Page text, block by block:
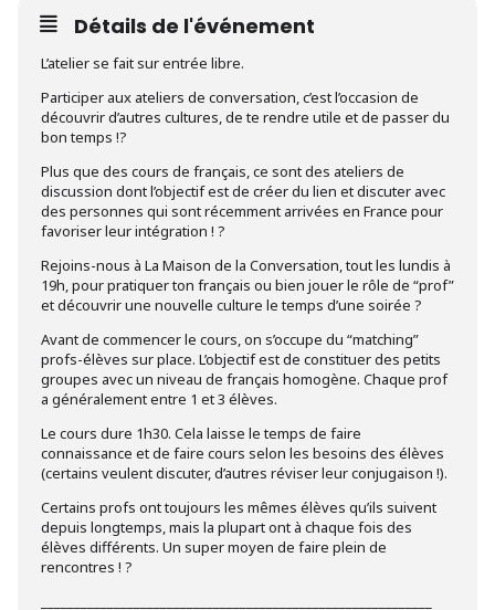
Détails de l'événement
L’atelier se fait sur entrée libre.
Participer aux ateliers de conversation, c’est l’occasion de
découvrir d’autres cultures, de te rendre utile et de passer du
bon temps !?
Plus que des cours de français, ce sont des ateliers de
discussion dont l’objectif est de créer du lien et discuter avec
des personnes qui sont récemment arrivées en France pour
favoriser leur intégration ! ?
Rejoins-nous à La Maison de la Conversation, tout les lundis à
19h, pour pratiquer ton français ou bien jouer le rôle de “prof”
et découvrir une nouvelle culture le temps d’une soirée ?
Avant de commencer le cours, on s’occupe du “matching”
profs-élèves sur place. L’objectif est de constituer des petits
groupes avec un niveau de français homogène. Chaque prof
a généralement entre 1 et 3 élèves.
Le cours dure 1h30. Cela laisse le temps de faire
connaissance et de faire cours selon les besoins des élèves
(certains veulent discuter, d’autres réviser leur conjugaison !).
Certains profs ont toujours les mêmes élèves qu’ils suivent
depuis longtemps, mais la plupart ont à chaque fois des
élèves différents. Un super moyen de faire plein de
rencontres ! ?